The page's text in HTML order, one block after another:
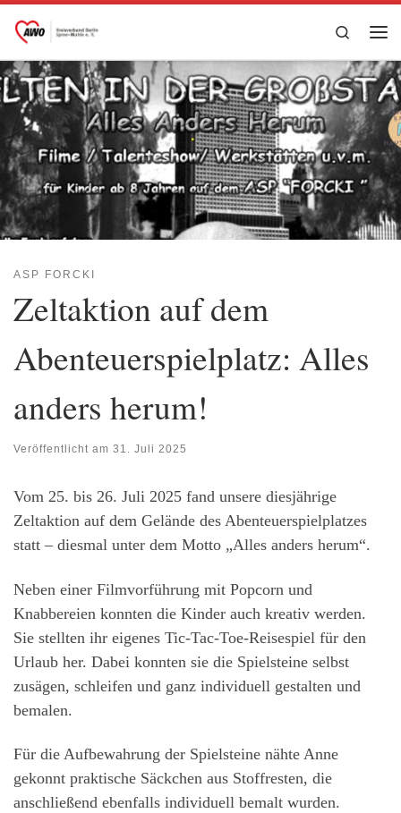
Zum Inhalt springen
Search
ASP FORCKI
Zeltaktion auf dem
Abenteuerspielplatz: Alles
anders herum!
Veröffentlicht am 31. Juli 2025
Vom 25. bis 26. Juli 2025 fand unsere diesjährige
Zeltaktion auf dem Gelände des Abenteuerspielplatzes
statt – diesmal unter dem Motto „Alles anders herum“.
Neben einer Filmvorführung mit Popcorn und
Knabbereien konnten die Kinder auch kreativ werden.
Sie stellten ihr eigenes Tic-Tac-Toe-Reisespiel für den
Urlaub her. Dabei konnten sie die Spielsteine selbst
zusägen, schleifen und ganz individuell gestalten und
bemalen.
Für die Aufbewahrung der Spielsteine nähte Anne
gekonnt praktische Säckchen aus Stoffresten, die
anschließend ebenfalls individuell bemalt wurden.